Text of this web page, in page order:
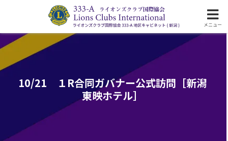
ライオンズクラブ国際協会333-A地区の活動
10/21 １R合同ガバナー公式訪問［新潟
東映ホテル］
メニュー